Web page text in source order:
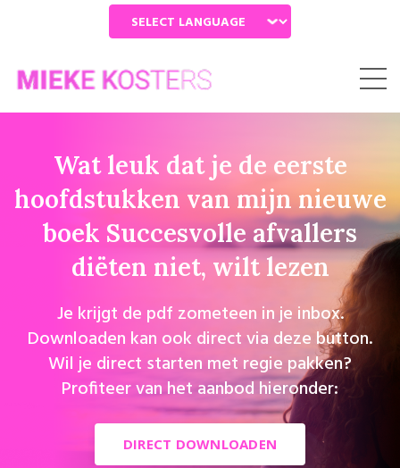
Wat leuk dat je de eerste
hoofdstukken van mijn nieuwe
boek Succesvolle afvallers
diëten niet, wilt lezen
Je krijgt de pdf zometeen in je inbox.
Downloaden kan ook direct via deze button.
Wil je direct starten met regie pakken?
Profiteer van het aanbod hieronder:
DIRECT DOWNLOADEN